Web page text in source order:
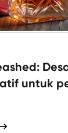
untuk